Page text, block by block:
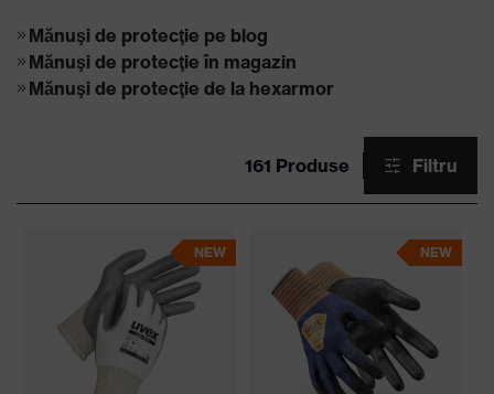
Mănuşi de protecţie pe blog
Mănuşi de protecţie în magazin
Mănuşi de protecţie de la hexarmor
161 Produse Filtru
NEW NEW